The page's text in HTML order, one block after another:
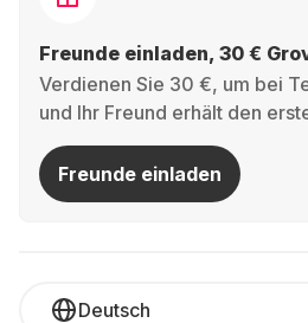
Freunde einladen, 30 €
Verdienen Sie 30 €, um bei
und Ihr Freund erhält den
Freunde einladen
Deutsch